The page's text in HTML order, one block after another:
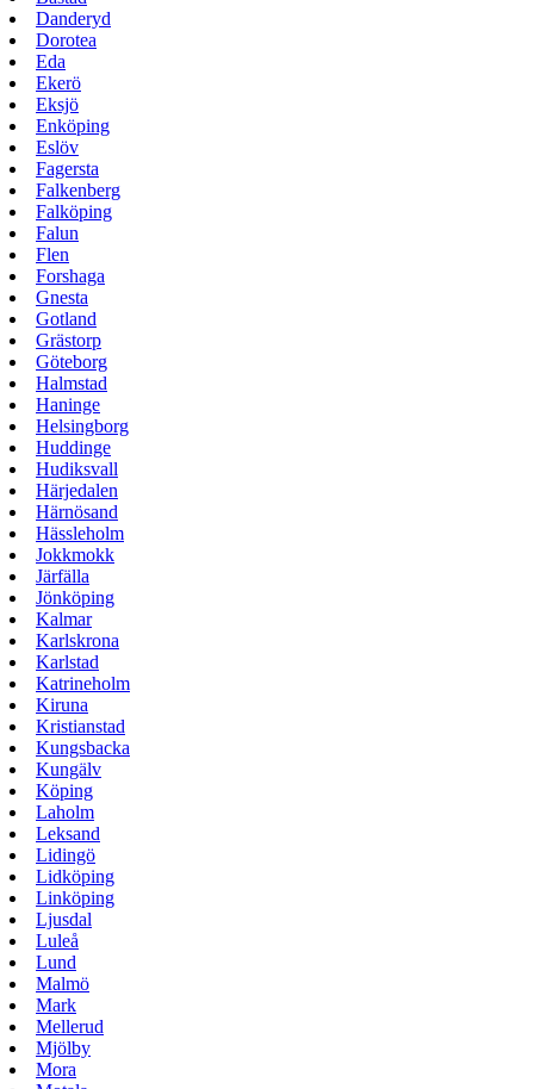
Danderyd
Dorotea
Eda
Ekerö
Eksjö
Enköping
Eslöv
Fagersta
Falkenberg
Falköping
Falun
Flen
Forshaga
Gnesta
Gotland
Grästorp
Göteborg
Halmstad
Haninge
Helsingborg
Huddinge
Hudiksvall
Härjedalen
Härnösand
Hässleholm
Jokkmokk
Järfälla
Jönköping
Kalmar
Karlskrona
Karlstad
Katrineholm
Kiruna
Kristianstad
Kungsbacka
Kungälv
Köping
Laholm
Leksand
Lidingö
Lidköping
Linköping
Ljusdal
Luleå
Lund
Malmö
Mark
Mellerud
Mjölby
Mora